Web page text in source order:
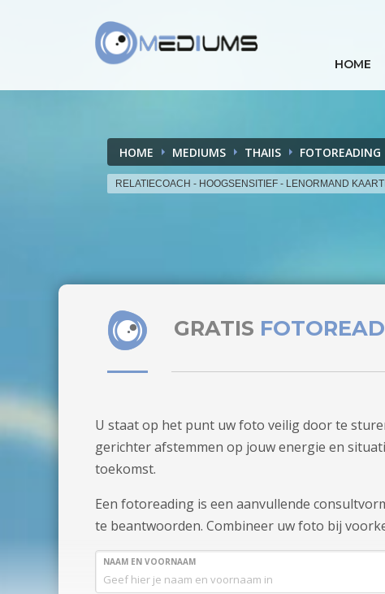
HOME
HOME MEDIUMS THAIIS FOTOREADING
RELATIECOACH - HOOGSENSITIEF - LENORMAND
GRATIS
U staat op het punt uw foto veilig door te
gerichter afstemmen op jouw energie en
toekomst.
Een fotoreading is een aanvullende
te beantwoorden. Combineer uw foto bij
NAAM EN VOORNAAM